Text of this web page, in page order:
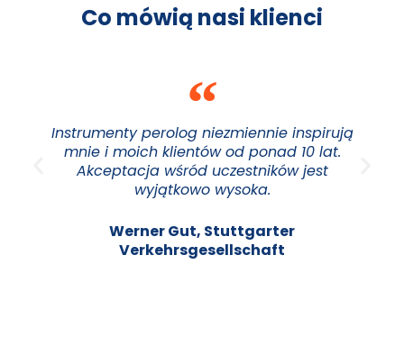
Co mówią nasi klienci
Instrumenty perolog niezmiennie inspirują
mnie i moich klientów od ponad 10 lat.
Akceptacja wśród uczestników jest
wyjątkowo wysoka.
Werner Gut, Stuttgarter
Verkehrsgesellschaft